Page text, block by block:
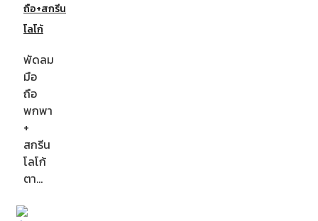
ถือ+สกรีน
โลโก้
พัดลม
มือ
ถือ
พกพา
+
สกรีน
โลโก้
ตา…